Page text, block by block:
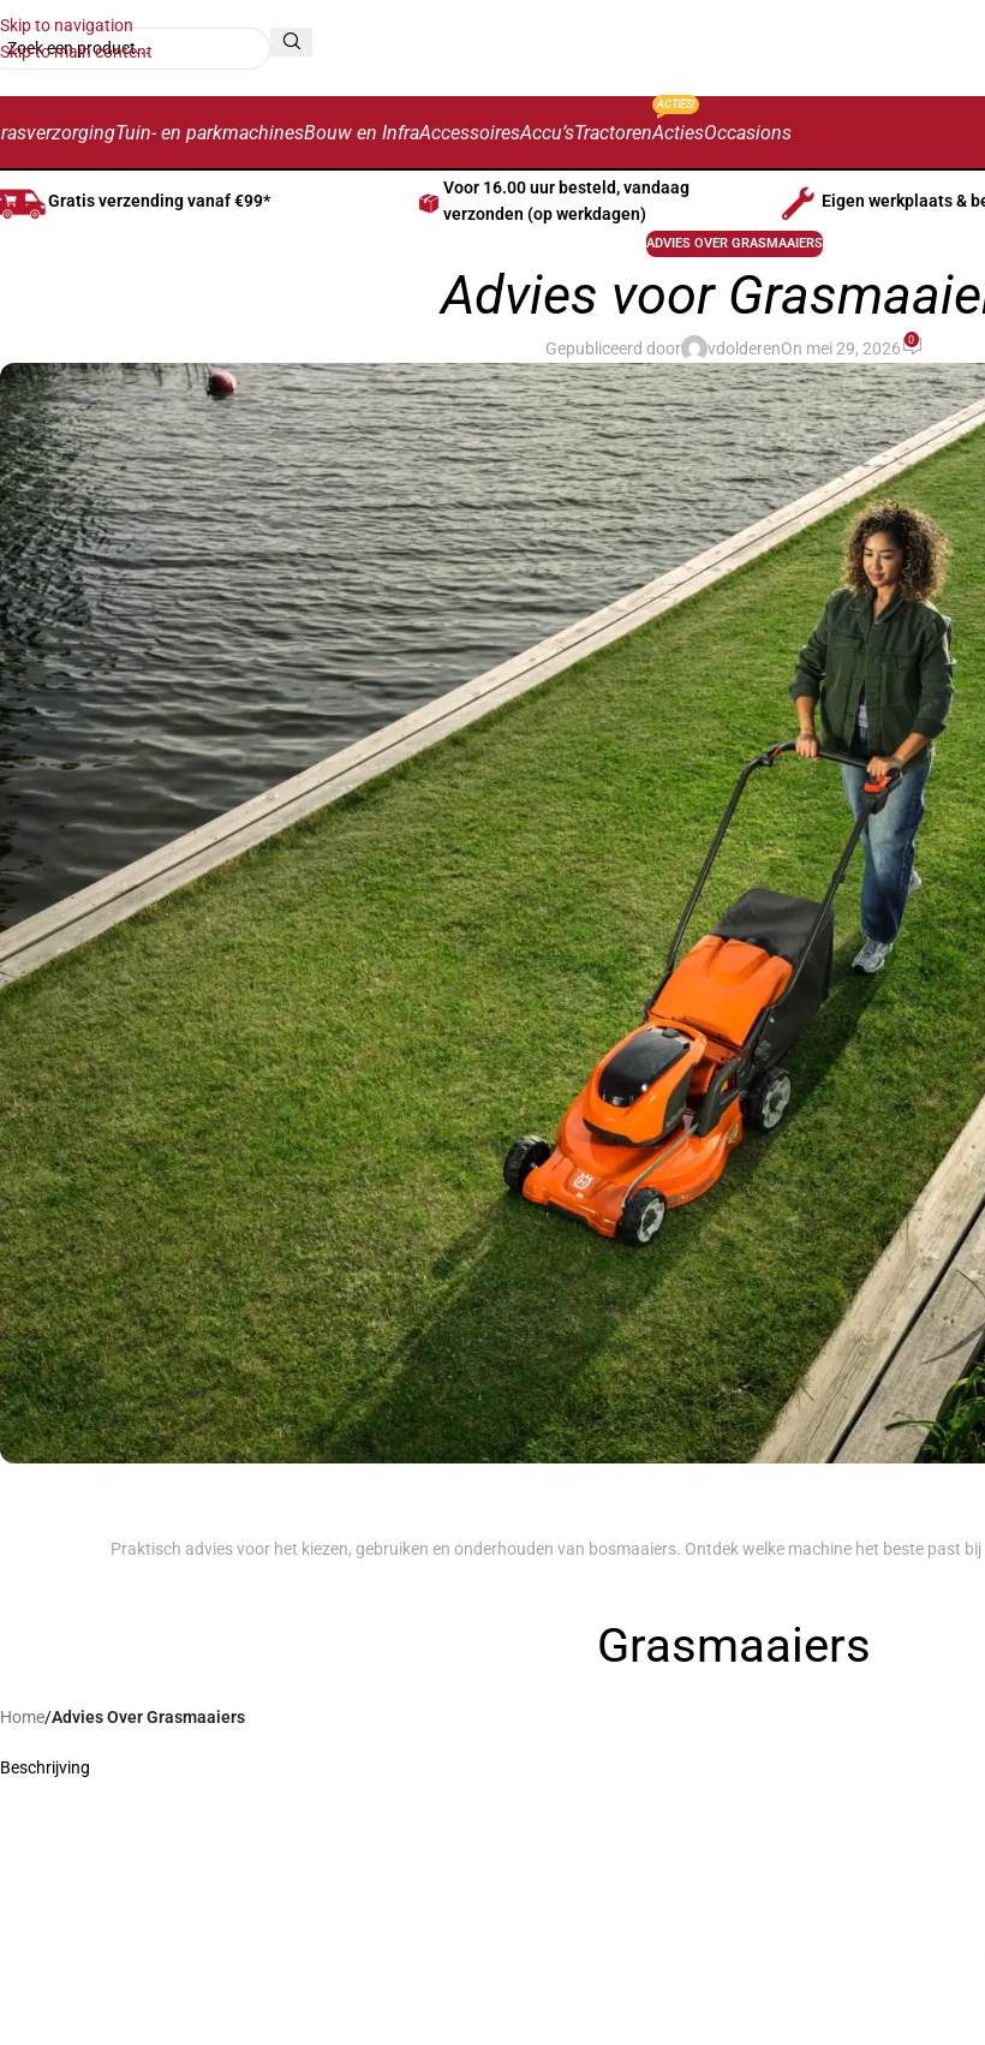
Skip to navigation
Skip to main content
Tuin- en parkmachinesBouw en InfraAccessoiresAccu’sTractorenActies
ACTIES!
Occasions
Gratis verzending vanaf €99*
Voor 16.00 uur besteld, vandaag
verzonden (op werkdagen)
Eigen werkplaats &
ADVIES OVER GRASMAAIERS
Advies voor
Gepubliceerd door vdolderenOn mei 29, 2026 0
Praktisch advies voor het kiezen, gebruiken en onderhouden van bosmaaiers. Ontdek welke machine het beste past
Grasmaaiers
Home/Advies Over Grasmaaiers
Beschrijving